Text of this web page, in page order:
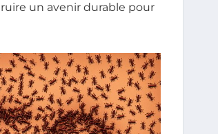
un avenir durable pour